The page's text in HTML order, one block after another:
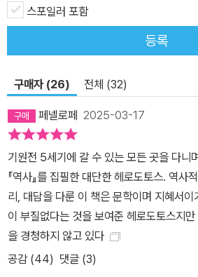
카르낫소스에서 태어났다. 페르시아에 의해
반란을 꾀한 사건과 관련해 추방되었으며
이루어진 것으로 여겨진다. 그것이 계기가
는 다른 분야에서처럼 지적인 면에서도 독
수많은 사상가들이 그곳으로 모여들었다.
포클레스를 만나 지속적인 교류를 주고받으
의 길로 들어서게 된다. 그리고 아테네인들
페르시아 전쟁에 주목해<역사>를 집필한다. 그리스인들은 페르시아
제국에 대한 작은 도시국가의 승리에 도취
족적 정신 등에 고무되어 있었다. 그러나 헤
았다. 그는 페르시아 제국의 방대한 크기에
계를 갖춘 것에 깊은 인상을 받았다. 그리스
스포일러 포함
등록
구매자 (26) 전체 (32)
페넬로페 2025-03-17
기원전 5세기에 갈 수 있는 모든 곳을 다니
『역사』를 집필한 대단한 헤로도토스. 역사
리, 대담을 다룬 이 책은 문학이며 지혜서
이 부질없다는 것을 보여준 헤로도토스지
을 경청하지 않고 있다
공감 (44) 댓글 (3)